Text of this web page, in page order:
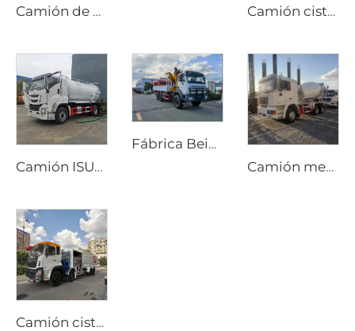
Camión de basura compactador HOWO 6*4 20cbm con sistema hidráulico PLC, carga trasera, para gestión de residuos
Camión cisterna Dongfeng 4x2 Dorica diésel nuevo con transmisión manual, bomba de agua aérea, depósito de 4000 litros, máquina de rociado, rociador contra incendios
Camión ISUZU GIGA 4x2 con bomba de succión de alcantarillado y vacío, transmisión manual, depósito de 12000 litros para pozos sépticos
Fábrica Beiben Suministra Grúa para Camión de Transporte Especial Todo Terreno 4X4 6x6 Brazo Plegable Rígido
Camión mezclador de cemento móvil Shacman nuevo, tambor de 8m3 y 10m3, precio de camión mezclador de hormigón
Camión cisterna de combustible Dongfeng 8x4 340hp de 12 ruedas, capacidad de 25000 litros, vehículo nuevo de repostaje manual para aviación, avión 4x2 4x4 6x6